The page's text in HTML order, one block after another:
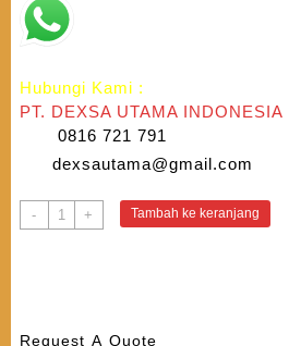
Hubungi Kami :
PT. DEXSA UTAMA INDONESIA
0816 721 791
dexsautama@gmail.com
-
Kuantitas
LEICA
+ Tambah ke keranjang
Request A Quote